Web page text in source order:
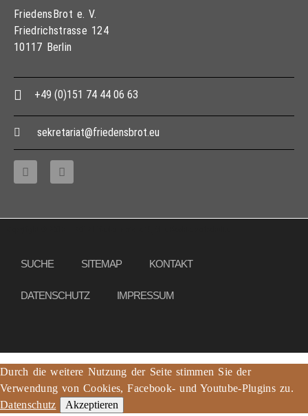
FriedensBrot e. V.
Friedrichstrasse 124
10117 Berlin
+49 (0)151 74 44 06 63
sekretariat@friedensbrot.eu
SUCHE SITEMAP KONTAKT
DATENSCHUTZ IMPRESSUM
Durch die weitere Nutzung der Seite stimmen Sie der
Verwendung von Cookies, Facebook- und Youtube-Plugins zu.
Datenschutz
Akzeptieren